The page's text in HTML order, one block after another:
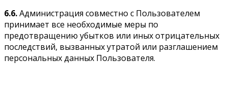
6.6.Администрация совместно с Пользователем
принимает все необходимые меры по
предотвращению убытков или иных отрицательных
последствий, вызванных утратой или разглашением
персональных данных Пользователя.